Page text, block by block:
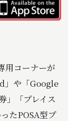
用コーナーが
」や「Google
」「プレイス
たPOSA型プ